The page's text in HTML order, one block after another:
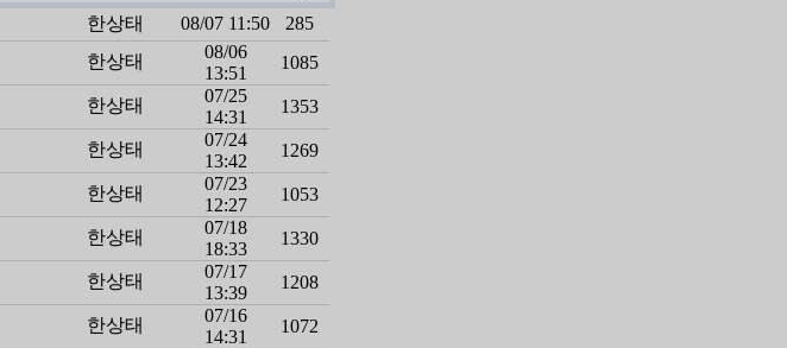
한상태 08/07 11:50
285
한상태
08/06
13:51
1085
한상태
07/25
14:31
1353
한상태
07/24
13:42
1269
한상태
07/23
12:27
1053
한상태
07/18
18:33
1330
한상태
07/17
13:39
1208
한상태
07/16
14:31
1072